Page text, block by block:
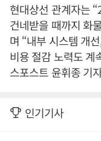
현대상선 관계자는
건네받을 때까지 화
며 “내부 시스템 개
비용 절감 노력도 계
스포스트 윤휘종 기
인기기사